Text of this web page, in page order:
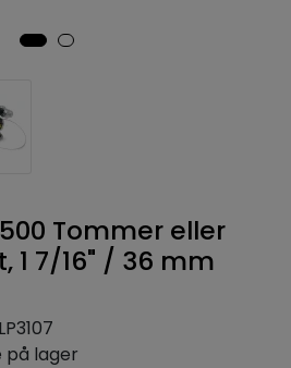
Tommer eller
1 7/16" / 36 mm
på lager